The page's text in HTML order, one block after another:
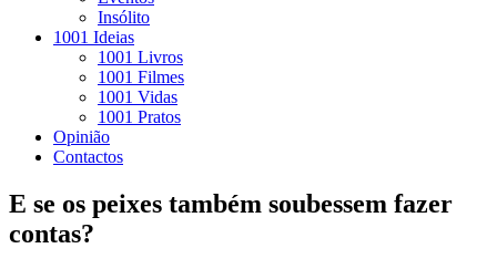
Insólito
1001 Ideias
1001 Livros
1001 Filmes
1001 Vidas
1001 Pratos
Opinião
Contactos
E se os peixes também soubessem fazer
contas?